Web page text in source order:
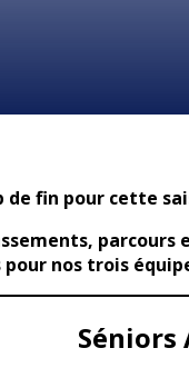
de fin pour cette
parcours
nos trois
Séniors